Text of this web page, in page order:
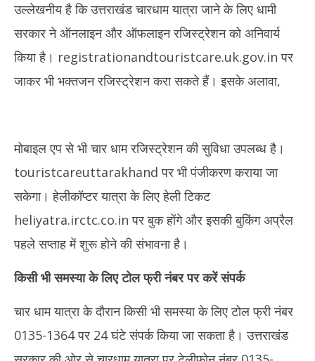
उल्लेखनीय है कि उत्तराखंड चारधाम यात्रा जाने के लिए धामी
सरकार ने ऑनलाइन और ऑफलाइन रजिस्ट्रेशन को अनिवार्य
किया है। registrationandtouristcare.uk.gov.in पर
जाकर भी भक्तजन रजिस्ट्रेशन करा सकते हैं। इसके अलावा,
मोबाइल एप से भी चार धाम रजिस्ट्रेशन की सुविधा उपलब्ध है।
touristcareuttarakhand पर भी पंजीकरण कराया जा
सकेगा। हेलीकॉप्टर यात्रा के लिए हेली टिकट
heliyatra.irctc.co.in पर बुक होंगे और इसकी बुकिंग अप्रैल
पहले सप्ताह में शुरू होने की संभावना है।
किसी भी समस्या के लिए टोल फ्री नंबर पर करें संपर्क
चार धाम यात्रा के दौरान किसी भी समस्या के लिए टोल फ्री नंबर
0135-1364 पर 24 घंटे संपर्क किया जा सकता है। उत्तराखंड